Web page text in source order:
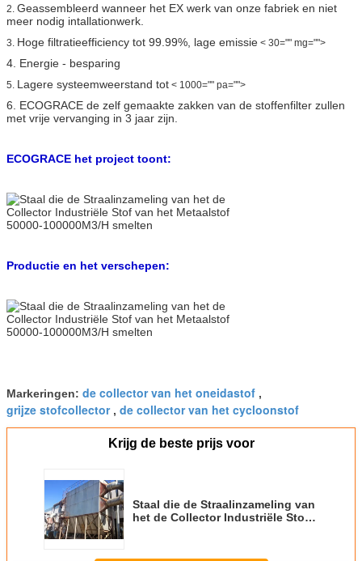
2. Geassembleerd wanneer het EX werk van onze fabriek en niet
meer nodig intallationwerk.
3. Hoge filtratieefficiency tot 99.99%, lage emissie < 30="" mg="">
4. Energie - besparing
5. Lagere systeemweerstand tot < 1000="" pa="">
6. ECOGRACE de zelf gemaakte zakken van de stoffenfilter zullen
met vrije vervanging in 3 jaar zijn.
ECOGRACE het project toont:
Productie en het verschepen:
Markeringen: de collector van het oneidastof ,
grijze stofcollector, de collector van het cycloonstof
Krijg de beste prijs voor
Staal die de Straalinzameling van
het de Collector Industriële Stof